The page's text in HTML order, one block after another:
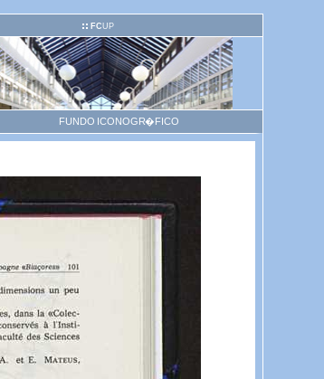
FCUP
FUNDO ICONOGR�FICO